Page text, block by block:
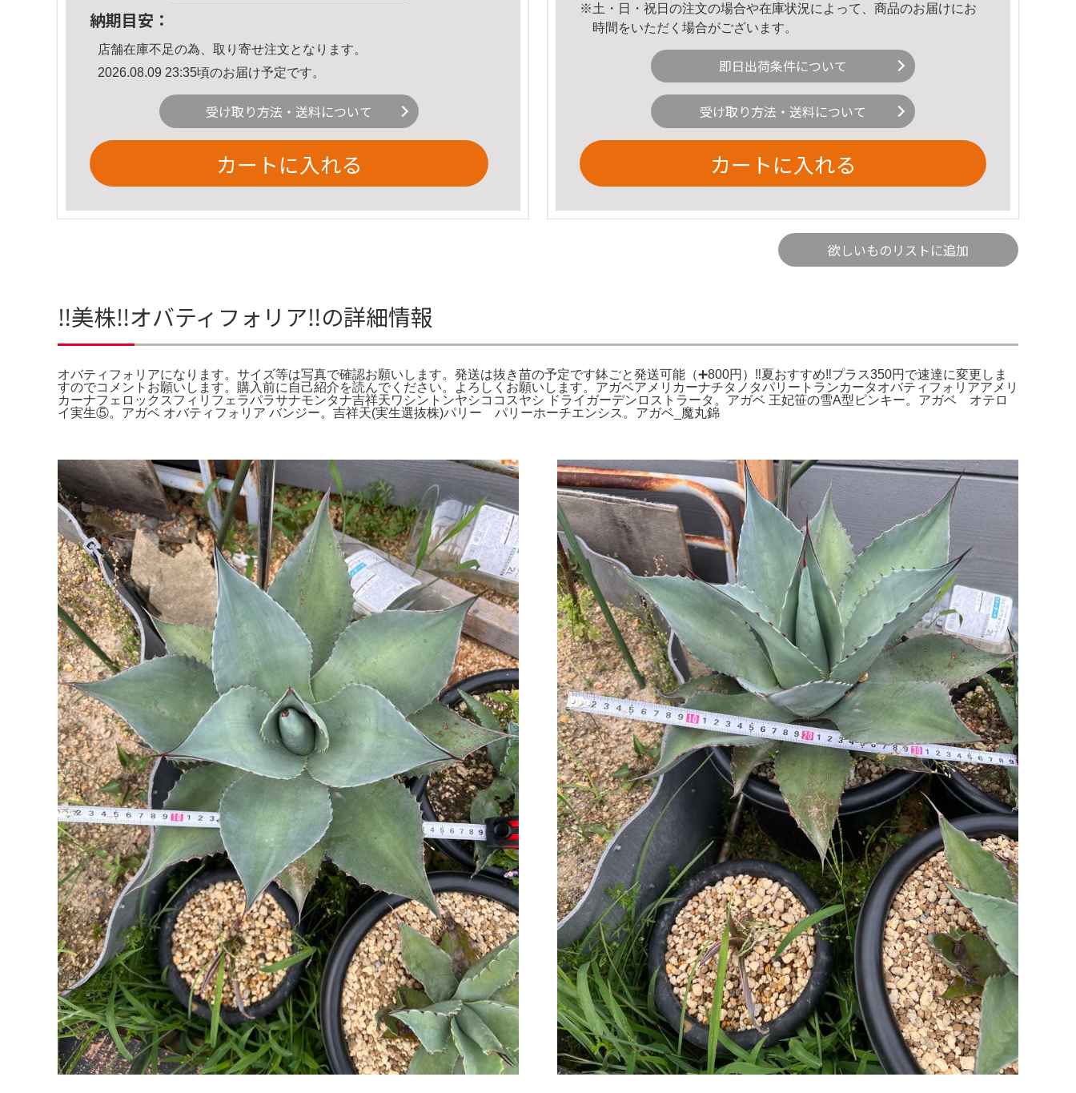
納期目安：
店舗在庫不足の為、取り寄せ注文となります。
2026.08.09 23:35頃のお届け予定です。
受け取り方法・送料について
カートに入れる
※土・日・祝日の注文の場合や在庫状況によって、商品のお届けにお
時間をいただく場合がございます。
即日出荷条件について
受け取り方法・送料について
カートに入れる
欲しいものリストに追加
‼️美株‼️オバティフォリア‼️の詳細情報
オバティフォリアになります。サイズ等は写真で確認お願いします。発送は抜き苗の予定です鉢ごと発送可能（➕800円）‼️夏おすすめ‼️プラス350円で速達に変更しま
すのでコメントお願いします。購入前に自己紹介を読んでください。よろしくお願いします。アガベアメリカーナチタノタパリートランカータオバティフォリアアメリ
カーナフェロックスフィリフェラパラサナモンタナ吉祥天ワシントンヤシココスヤシ ドライガーデンロストラータ。アガベ 王妃笹の雪A型ピンキー。アガベ オテロ
イ実生⑤。アガベ オバティフォリア バンジー。吉祥天(実生選抜株)パリー パリーホーチエンシス。アガベ_魔丸錦